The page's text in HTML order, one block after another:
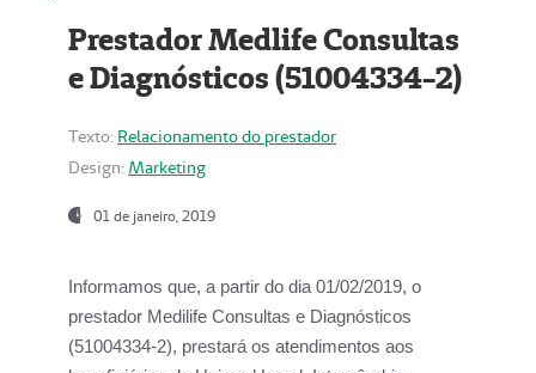
Prestador Medlife Consultas
e Diagnósticos (51004334-2)
Texto: Relacionamento do prestador
Design: Marketing
01 de janeiro, 2019
Informamos que, a partir do dia 01/02/2019, o
prestador Medilife Consultas e Diagnósticos
(51004334-2), prestará os atendimentos aos